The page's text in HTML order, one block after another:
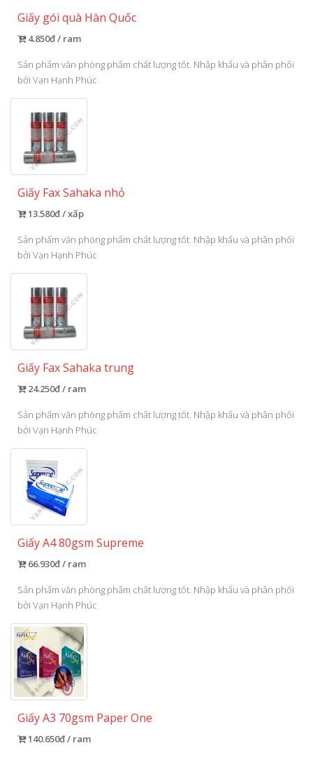
Giấy gói quà Hàn Quốc
4.850đ / ram
Sản phẩm văn phòng phẩm chất lượng tốt. Nhập khẩu và phân phối
bởi Vạn Hạnh Phúc
Giấy Fax Sahaka nhỏ
13.580đ / xấp
Sản phẩm văn phòng phẩm chất lượng tốt. Nhập khẩu và phân phối
bởi Vạn Hạnh Phúc
Giấy Fax Sahaka trung
24.250đ / ram
Sản phẩm văn phòng phẩm chất lượng tốt. Nhập khẩu và phân phối
bởi Vạn Hạnh Phúc
Giấy A4 80gsm Supreme
66.930đ / ram
Sản phẩm văn phòng phẩm chất lượng tốt. Nhập khẩu và phân phối
bởi Vạn Hạnh Phúc
Giấy A3 70gsm Paper One
140.650đ / ram